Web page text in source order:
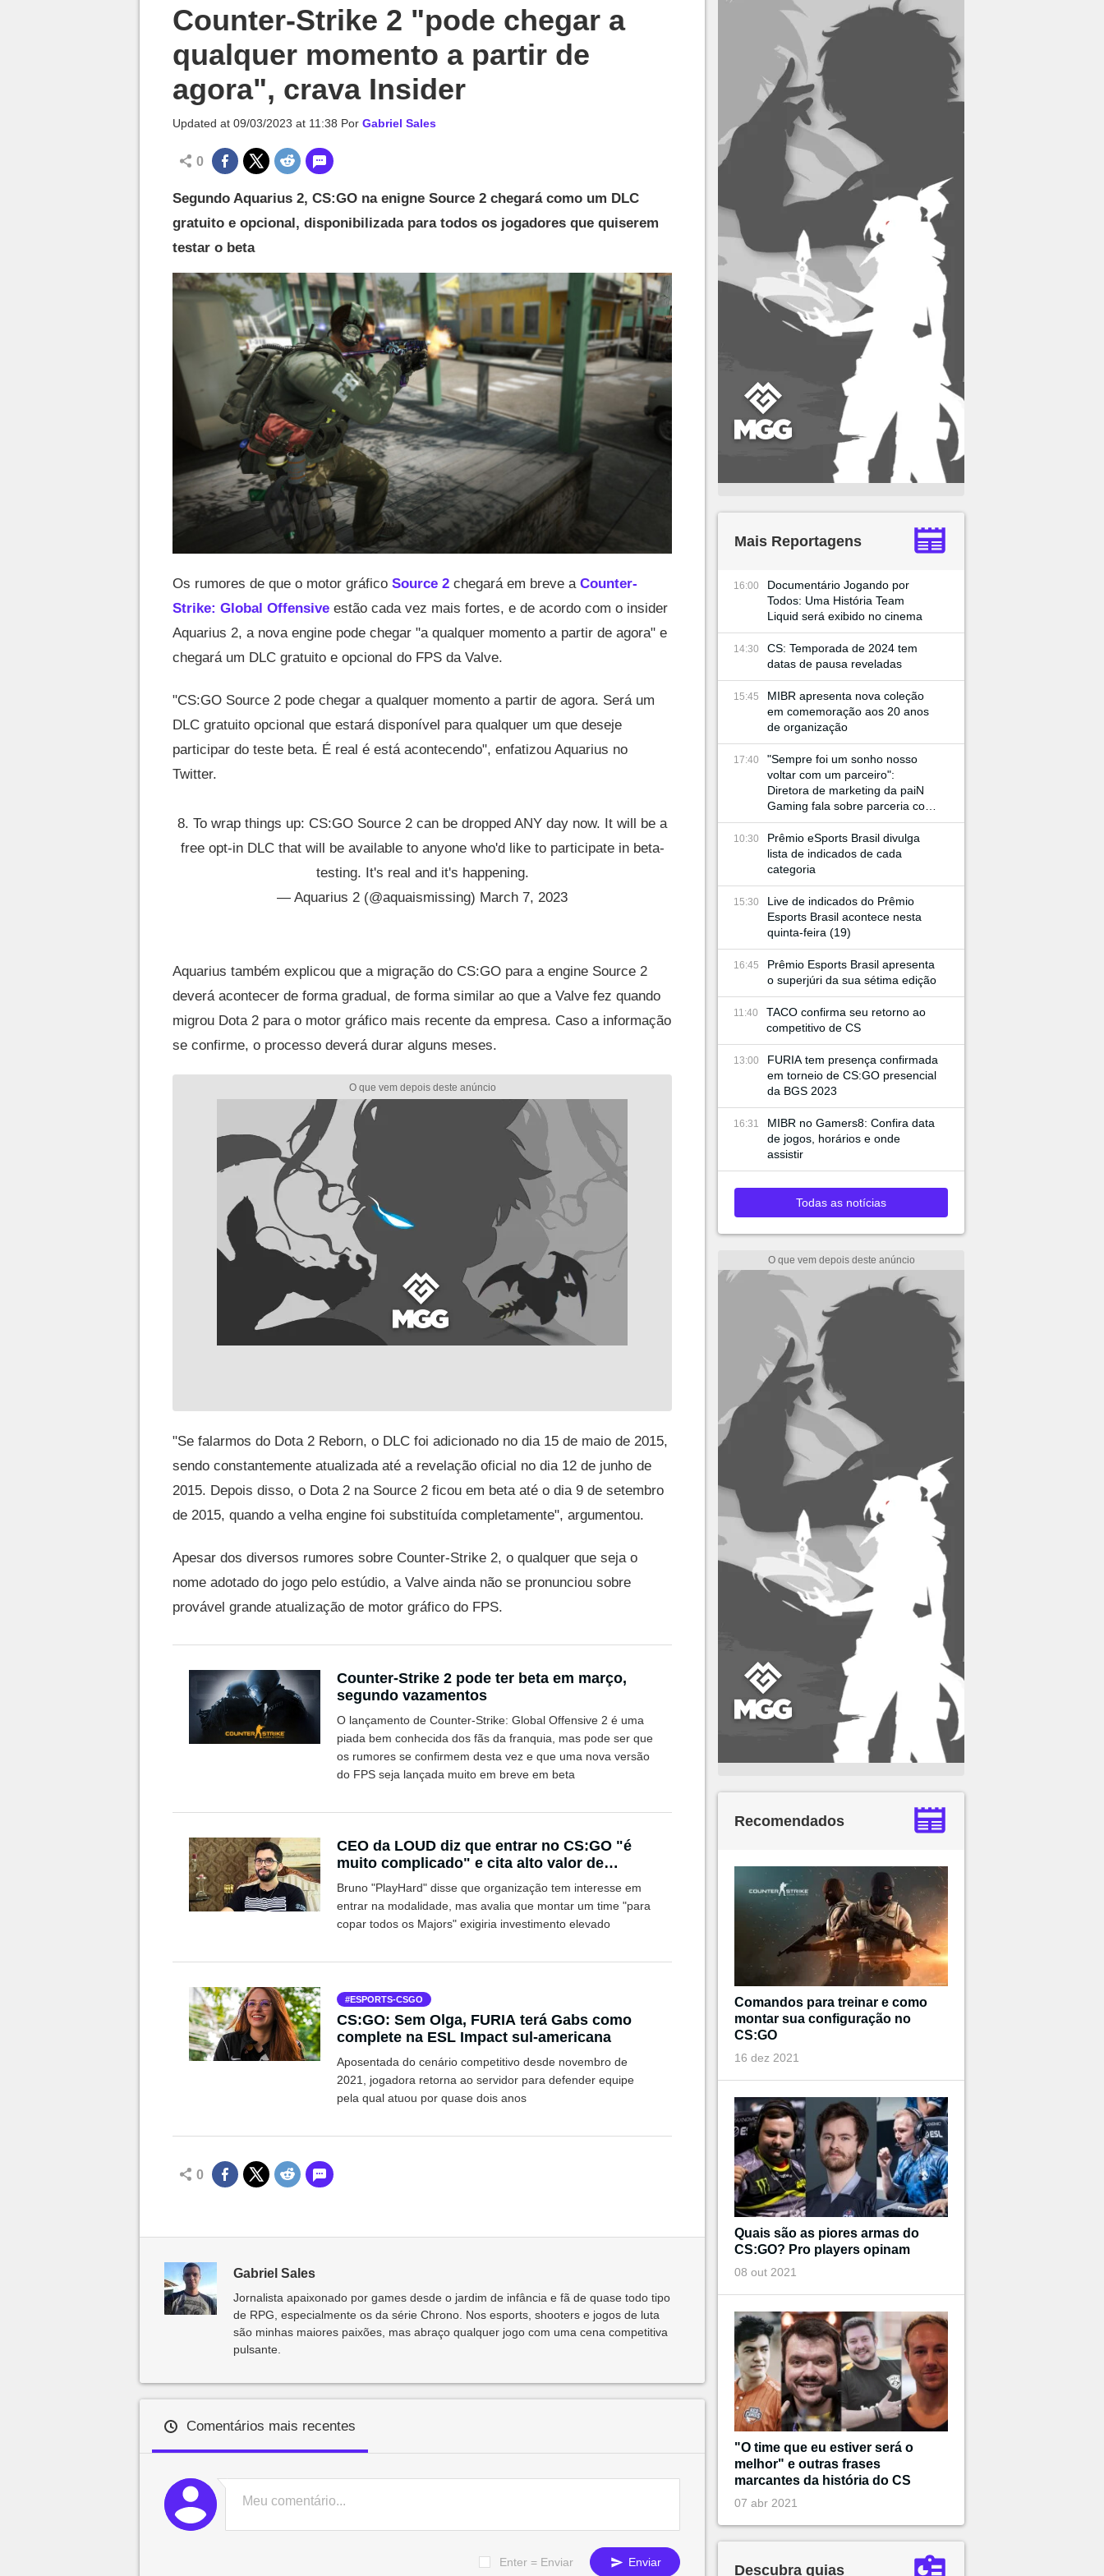
Counter-Strike 2 "pode chegar a
qualquer momento a partir de
agora", crava Insider
Updated at 09/03/2023 at 11:38 Por Gabriel Sales
0
Segundo Aquarius 2, CS:GO na enigne Source 2 chegará como um DLC
gratuito e opcional, disponibilizada para todos os jogadores que quiserem
testar o beta
Os rumores de que o motor gráfico Source 2 chegará em breve a Counter-
Strike: Global Offensive estão cada vez mais fortes, e de acordo com o insider
Aquarius 2, a nova engine pode chegar "a qualquer momento a partir de agora" e
chegará um DLC gratuito e opcional do FPS da Valve.
"CS:GO Source 2 pode chegar a qualquer momento a partir de agora. Será um
DLC gratuito opcional que estará disponível para qualquer um que deseje
participar do teste beta. É real é está acontecendo", enfatizou Aquarius no
Twitter.
8. To wrap things up: CS:GO Source 2 can be dropped ANY day now. It will be a
free opt-in DLC that will be available to anyone who'd like to participate in beta-
testing. It's real and it's happening.
— Aquarius 2 (@aquaismissing) March 7, 2023
Aquarius também explicou que a migração do CS:GO para a engine Source 2
deverá acontecer de forma gradual, de forma similar ao que a Valve fez quando
migrou Dota 2 para o motor gráfico mais recente da empresa. Caso a informação
se confirme, o processo deverá durar alguns meses.
"Se falarmos do Dota 2 Reborn, o DLC foi adicionado no dia 15 de maio de 2015,
sendo constantemente atualizada até a revelação oficial no dia 12 de junho de
2015. Depois disso, o Dota 2 na Source 2 ficou em beta até o dia 9 de setembro
de 2015, quando a velha engine foi substituída completamente", argumentou.
Apesar dos diversos rumores sobre Counter-Strike 2, o qualquer que seja o
nome adotado do jogo pelo estúdio, a Valve ainda não se pronunciou sobre
provável grande atualização de motor gráfico do FPS.
Counter-Strike 2 pode ter beta em março,
segundo vazamentos
O lançamento de Counter-Strike: Global Offensive 2 é uma
piada bem conhecida dos fãs da franquia, mas pode ser que
os rumores se confirmem desta vez e que uma nova versão
do FPS seja lançada muito em breve em beta
CEO da LOUD diz que entrar no CS:GO "é
muito complicado" e cita alto valor de
jogadores
Bruno "PlayHard" disse que organização tem interesse em
entrar na modalidade, mas avalia que montar um time "para
copar todos os Majors" exigiria investimento elevado
ESPORTS-CSGO
CS:GO: Sem Olga, FURIA terá Gabs como
complete na ESL Impact sul-americana
Aposentada do cenário competitivo desde novembro de
2021, jogadora retorna ao servidor para defender equipe
pela qual atuou por quase dois anos
0
Gabriel Sales
Jornalista apaixonado por games desde o jardim de infância e fã de quase todo tipo
de RPG, especialmente os da série Chrono. Nos esports, shooters e jogos de luta
são minhas maiores paixões, mas abraço qualquer jogo com uma cena competitiva
pulsante.
Comentários mais recentes
Enter = Enviar Enviar
Mais Reportagens
16:00
Documentário Jogando por
Todos: Uma História Team
Liquid será exibido no cinema
14:30
CS: Temporada de 2024 tem
datas de pausa reveladas
15:45
MIBR apresenta nova coleção
em comemoração aos 20 anos
de organização
17:40
"Sempre foi um sonho nosso
voltar com um parceiro":
Diretora de marketing da paiN
Gaming fala sobre parceria com
JBL e retorno à BGS
10:30
Prêmio eSports Brasil divulga
lista de indicados de cada
categoria
15:30
Live de indicados do Prêmio
Esports Brasil acontece nesta
quinta-feira (19)
16:45
Prêmio Esports Brasil apresenta
o superjúri da sua sétima edição
11:40
TACO confirma seu retorno ao
competitivo de CS
13:00
FURIA tem presença confirmada
em torneio de CS:GO presencial
da BGS 2023
16:31
MIBR no Gamers8: Confira data
de jogos, horários e onde
assistir
Todas as notícias
Recomendados
Comandos para treinar e como
montar sua configuração no
CS:GO
16 dez 2021
Quais são as piores armas do
CS:GO? Pro players opinam
08 out 2021
"O time que eu estiver será o
melhor" e outras frases
marcantes da história do CS
07 abr 2021
Descubra guias